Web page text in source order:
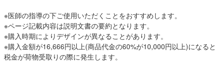
※医師の指導の下ご使用いただくことをおすすめします。
※ページ記載内容は説明文書の要約となります。
※購入時期によりデザインが異なることがあります。
※購入金額が16,666円以上(商品代金の60%が10,000円以上)になると
税金が荷物受取りの際に発生します。